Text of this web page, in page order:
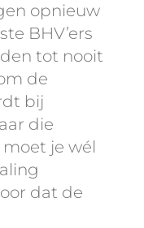
opnieuw
BHV’ers
tot nooit
de
bij
die
je wél
dat de